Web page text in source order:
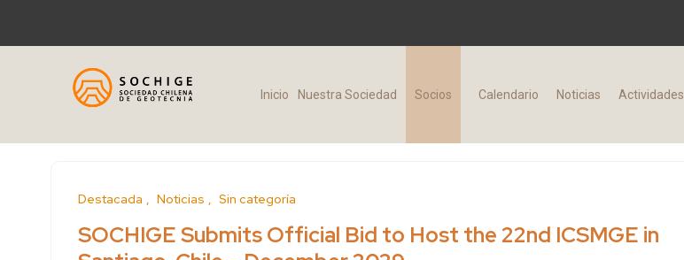
Inicio Nuestra Sociedad Socios Calendario Noticias Actividades
Destacada Noticias Sin categoría
SOCHIGE Submits Official Bid to Host the 22nd ICSMGE in